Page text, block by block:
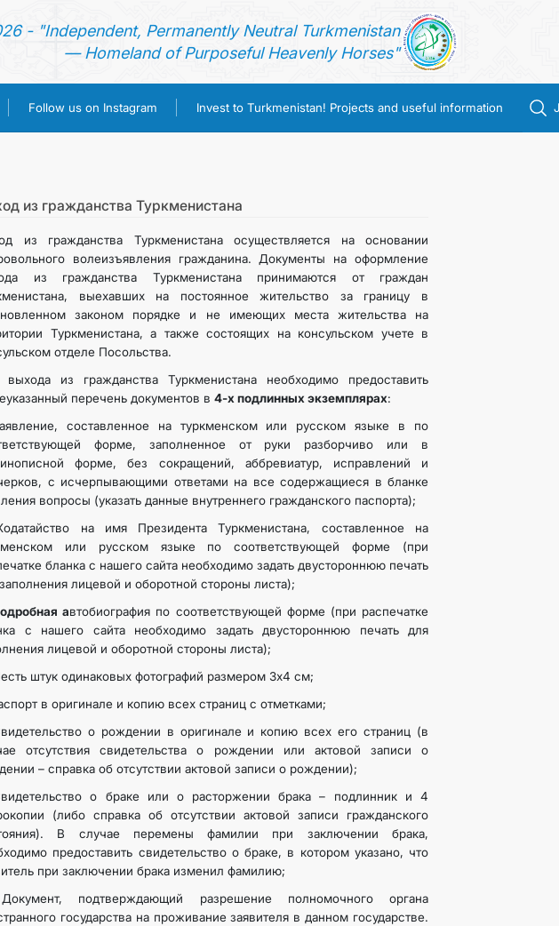
- "Independent, Permanently Neutral Turkmenistan
— Homeland of Purposeful Heavenly Horses"
Follow us on Instagram Invest to Turkmenistan! Projects and useful information
USEFUL INFORMATION
из гражданства Туркменистана
из гражданства Туркменистана осуществляется на основании
волеизъявления гражданина. Документы на оформление
из гражданства Туркменистана принимаются от граждан
выехавших на постоянное жительство за границу в
законом порядке и не имеющих места жительства на
Туркменистана, а также состоящих на консульском учете в
отделе Посольства.
из гражданства Туркменистана необходимо предоставить
перечень документов в 4-х подлинных экземплярах:
составленное на туркменском или русском языке в по
форме, заполненное от руки разборчиво или в
форме, без сокращений, аббревиатур, исправлений и
с исчерпывающими ответами на все содержащиеся в бланке
вопросы (указать данные внутреннего гражданского паспорта);
на имя Президента Туркменистана, составленное на
или русском языке по соответствующей форме (при
бланка с нашего сайта необходимо задать двустороннюю печать
лицевой и оборотной стороны листа);
автобиография по соответствующей форме (при распечатке
с нашего сайта необходимо задать двустороннюю печать для
лицевой и оборотной стороны листа);
штук одинаковых фотографий размером 3х4 см;
в оригинале и копию всех страниц с отметками;
о рождении в оригинале и копию всех его страниц (в
отсутствия свидетельства о рождении или актовой записи о
– справка об отсутствии актовой записи о рождении);
о браке или о расторжении брака – подлинник и 4
(либо справка об отсутствии актовой записи гражданского
В случае перемены фамилии при заключении брака,
предоставить свидетельство о браке, в котором указано, что
при заключении брака изменил фамилию;
Документ, подтверждающий разрешение полномочного органа
государства на проживание заявителя в данном государстве.